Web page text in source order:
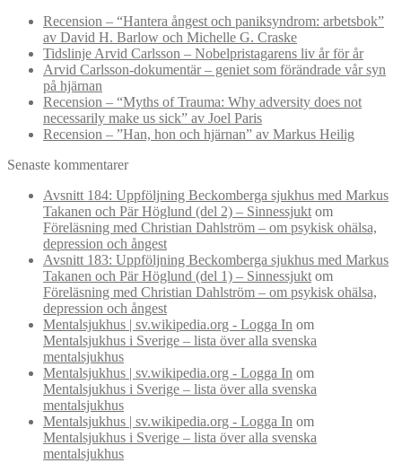
Recension – “Hantera ångest och paniksyndrom: arbetsbok”
av David H. Barlow och Michelle G. Craske
Tidslinje Arvid Carlsson – Nobelpristagarens liv år för år
Arvid Carlsson-dokumentär – geniet som förändrade vår syn
på hjärnan
Recension – “Myths of Trauma: Why adversity does not
necessarily make us sick” av Joel Paris
Recension – ”Han, hon och hjärnan” av Markus Heilig
Senaste kommentarer
Avsnitt 184: Uppföljning Beckomberga sjukhus med Markus
Takanen och Pär Höglund (del 2) – Sinnessjukt om
Föreläsning med Christian Dahlström – om psykisk ohälsa,
depression och ångest
Avsnitt 183: Uppföljning Beckomberga sjukhus med Markus
Takanen och Pär Höglund (del 1) – Sinnessjukt om
Föreläsning med Christian Dahlström – om psykisk ohälsa,
depression och ångest
Mentalsjukhus | sv.wikipedia.org - Logga In om
Mentalsjukhus i Sverige – lista över alla svenska
mentalsjukhus
Mentalsjukhus | sv.wikipedia.org - Logga In om
Mentalsjukhus i Sverige – lista över alla svenska
mentalsjukhus
Mentalsjukhus | sv.wikipedia.org - Logga In om
Mentalsjukhus i Sverige – lista över alla svenska
mentalsjukhus